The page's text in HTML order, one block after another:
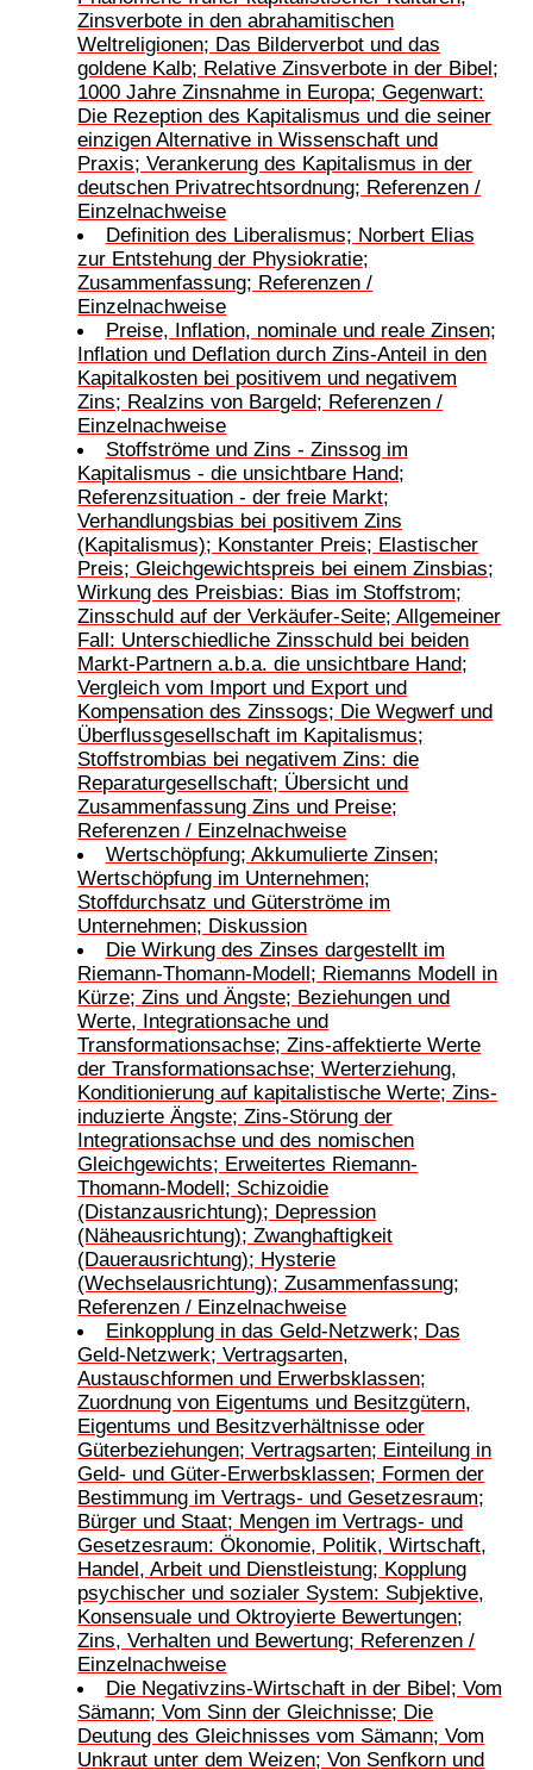
Zinsverbote in den abrahamitischen
Weltreligionen; Das Bilderverbot und das
goldene Kalb; Relative Zinsverbote in der Bibel;
1000 Jahre Zinsnahme in Europa; Gegenwart:
Die Rezeption des Kapitalismus und die seiner
einzigen Alternative in Wissenschaft und
Praxis; Verankerung des Kapitalismus in der
deutschen Privatrechtsordnung; Referenzen /
Einzelnachweise
Definition des Liberalismus; Norbert Elias
zur Entstehung der Physiokratie;
Zusammenfassung; Referenzen /
Einzelnachweise
Preise, Inflation, nominale und reale Zinsen;
Inflation und Deflation durch Zins-Anteil in den
Kapitalkosten bei positivem und negativem
Zins; Realzins von Bargeld; Referenzen /
Einzelnachweise
Stoffströme und Zins - Zinssog im
Kapitalismus - die unsichtbare Hand;
Referenzsituation - der freie Markt;
Verhandlungsbias bei positivem Zins
(Kapitalismus); Konstanter Preis; Elastischer
Preis; Gleichgewichtspreis bei einem Zinsbias;
Wirkung des Preisbias: Bias im Stoffstrom;
Zinsschuld auf der Verkäufer-Seite; Allgemeiner
Fall: Unterschiedliche Zinsschuld bei beiden
Markt-Partnern a.b.a. die unsichtbare Hand;
Vergleich vom Import und Export und
Kompensation des Zinssogs; Die Wegwerf und
Überflussgesellschaft im Kapitalismus;
Stoffstrombias bei negativem Zins: die
Reparaturgesellschaft; Übersicht und
Zusammenfassung Zins und Preise;
Referenzen / Einzelnachweise
Wertschöpfung; Akkumulierte Zinsen;
Wertschöpfung im Unternehmen;
Stoffdurchsatz und Güterströme im
Unternehmen; Diskussion
Die Wirkung des Zinses dargestellt im
Riemann-Thomann-Modell; Riemanns Modell in
Kürze; Zins und Ängste; Beziehungen und
Werte, Integrationsache und
Transformationsachse; Zins-affektierte Werte
der Transformationsachse; Werterziehung,
Konditionierung auf kapitalistische Werte; Zins-
induzierte Ängste; Zins-Störung der
Integrationsachse und des nomischen
Gleichgewichts; Erweitertes Riemann-
Thomann-Modell; Schizoidie
(Distanzausrichtung); Depression
(Näheausrichtung); Zwanghaftigkeit
(Dauerausrichtung); Hysterie
(Wechselausrichtung); Zusammenfassung;
Referenzen / Einzelnachweise
Einkopplung in das Geld-Netzwerk; Das
Geld-Netzwerk; Vertragsarten,
Austauschformen und Erwerbsklassen;
Zuordnung von Eigentums und Besitzgütern,
Eigentums und Besitzverhältnisse oder
Güterbeziehungen; Vertragsarten; Einteilung in
Geld- und Güter-Erwerbsklassen; Formen der
Bestimmung im Vertrags- und Gesetzesraum;
Bürger und Staat; Mengen im Vertrags- und
Gesetzesraum: Ökonomie, Politik, Wirtschaft,
Handel, Arbeit und Dienstleistung; Kopplung
psychischer und sozialer System: Subjektive,
Konsensuale und Oktroyierte Bewertungen;
Zins, Verhalten und Bewertung; Referenzen /
Einzelnachweise
Die Negativzins-Wirtschaft in der Bibel; Vom
Sämann; Vom Sinn der Gleichnisse; Die
Deutung des Gleichnisses vom Sämann; Vom
Unkraut unter dem Weizen; Von Senfkorn und